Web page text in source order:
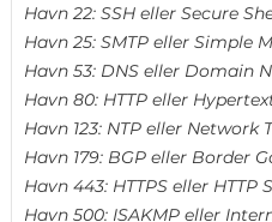
Havn 22: SSH eller Secure
Havn 25: SMTP eller Simple
Havn 53: DNS eller Domain
Havn 80: HTTP eller
Havn 123: NTP eller Network
Havn 179: BGP eller Border
Havn 443: HTTPS eller HTTP
Havn 500: ISAKMP eller